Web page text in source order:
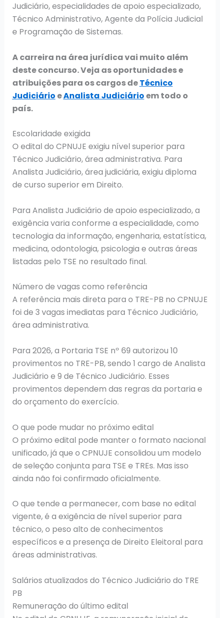
Judiciário, especialidades de apoio especializado,
Técnico Administrativo, Agente da Polícia Judicial
e Programação de Sistemas.
A carreira na área jurídica vai muito além
deste concurso. Veja as oportunidades e
atribuições para os cargos deTécnico
Judiciário eAnalista Judiciário em todo o
país.
Escolaridade exigida
O edital do CPNUJE exigiu nível superior para
Técnico Judiciário, área administrativa. Para
Analista Judiciário, área judiciária, exigiu diploma
de curso superior em Direito.
Para Analista Judiciário de apoio especializado, a
exigência varia conforme a especialidade, como
tecnologia da informação, engenharia, estatística,
medicina, odontologia, psicologia e outras áreas
listadas pelo TSE no resultado final.
Número de vagas como referência
A referência mais direta para o TRE-PB no CPNUJE
foi de 3 vagas imediatas para Técnico Judiciário,
área administrativa.
Para 2026, a Portaria TSE nº 69 autorizou 10
provimentos no TRE-PB, sendo 1 cargo de Analista
Judiciário e 9 de Técnico Judiciário. Esses
provimentos dependem das regras da portaria e
do orçamento do exercício.
O que pode mudar no próximo edital
O próximo edital pode manter o formato nacional
unificado, já que o CPNUJE consolidou um modelo
de seleção conjunta para TSE e TREs. Mas isso
ainda não foi confirmado oficialmente.
O que tende a permanecer, com base no edital
vigente, é a exigência de nível superior para
técnico, o peso alto de conhecimentos
específicos e a presença de Direito Eleitoral para
áreas administrativas.
Salários atualizados do Técnico Judiciário do TRE
PB
Remuneração do último edital